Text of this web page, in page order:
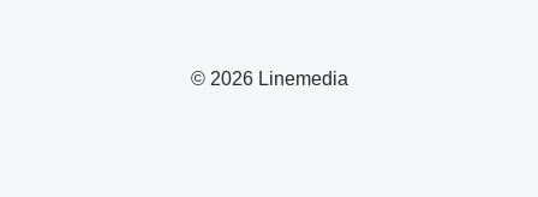
© 2026 Linemedia